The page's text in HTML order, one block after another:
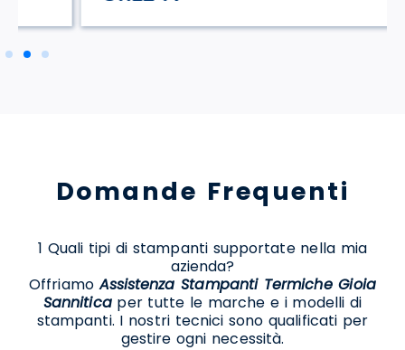
Domande Frequenti
1 Quali tipi di stampanti supportate nella mia
azienda?
OffriamoAssistenza Stampanti Termiche Gioia
Sanniticaper tutte le marche e i modelli di
stampanti. I nostri tecnici sono qualificati per
gestire ogni necessità.